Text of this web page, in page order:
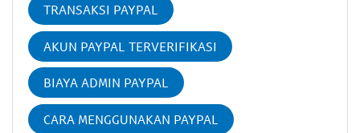
TRANSAKSI PAYPAL
AKUN PAYPAL TERVERIFIKASI
BIAYA ADMIN PAYPAL
CARA MENGGUNAKAN PAYPAL